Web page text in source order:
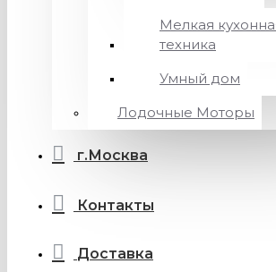
Мелкая
техника
Умный дом
Лодочные Моторы
г.Москва
Контакты
Доставка